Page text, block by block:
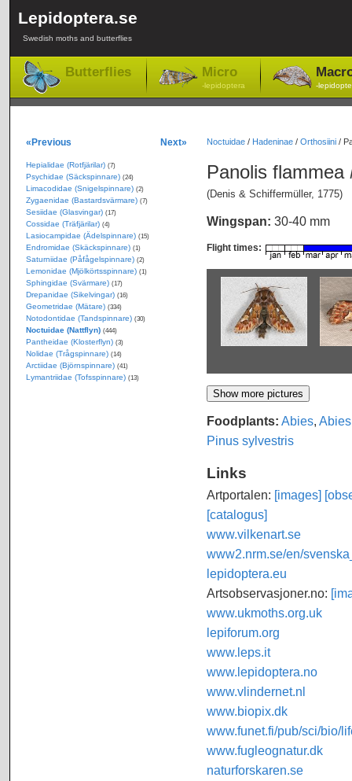
Lepidoptera.se
Swedish moths and butterflies
Butterflies Micro
-lepidoptera -
Noctuidae/ Hadeninae/ Orthosiini/
Panolis flammea
(Denis & Schiffermüller, 1775)
Wingspan: 30-40 mm
Flight times:
Foodplants: Abies,
Pinus sylvestris
Links
Artportalen: [images]
[catalogus]
www.vilkenart.se
www2.nrm.se/en/
lepidoptera.eu
Artsobservasjoner.no:
www.ukmoths.org.uk
lepiforum.org
www.leps.it
www.lepidoptera.no
www.vlindernet.nl
www.biopix.dk
www.funet.fi/pub/sci/bio/
www.fugleognatur.dk
naturforskaren.se
«Previous Next»
Hepialidae (Rotfjärilar) (7)
Psychidae (Säckspinnare) (24)
Limacodidae (Snigelspinnare) (2)
Zygaenidae (Bastardsvärmare) (7)
Sesiidae (Glasvingar) (17)
Cossidae (Träfjärilar) (4)
Lasiocampidae (Ädelspinnare) (15)
Endromidae (Skäckspinnare) (1)
Saturniidae (Påfågelspinnare) (2)
Lemonidae (Mjölkörtsspinnare) (1)
Sphingidae (Svärmare) (17)
Drepanidae (Sikelvingar) (16)
Geometridae (Mätare) (334)
Notodontidae (Tandspinnare) (30)
Noctuidae (Nattflyn) (444)
Pantheidae (Klosterflyn) (3)
Nolidae (Trågspinnare) (14)
Arctiidae (Björnspinnare) (41)
Lymantriidae (Tofsspinnare) (13)